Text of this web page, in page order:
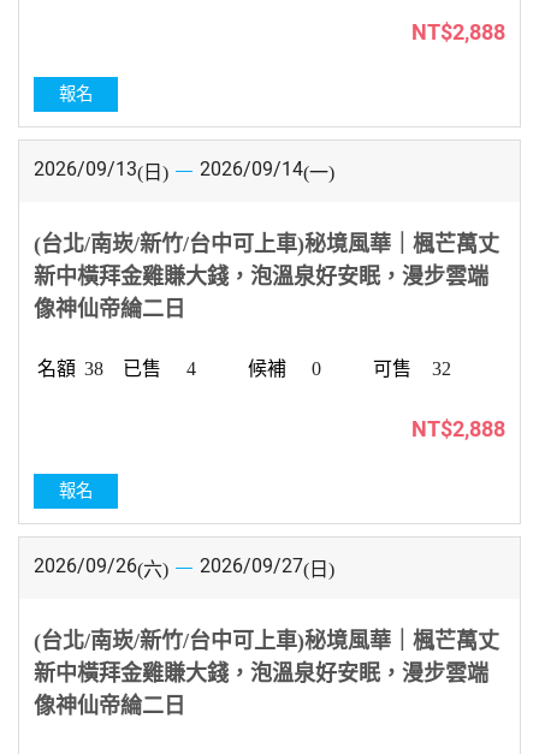
NT$2,888
報名
2026/09/13(日) 2026/09/14(一)
(台北/南崁/新竹/台中可上車)秘境風華｜楓芒萬丈
新中橫拜金雞賺大錢，泡溫泉好安眠，漫步雲端
像神仙帝綸二日
38 4 0 32
NT$2,888
報名
2026/09/26(六) 2026/09/27(日)
(台北/南崁/新竹/台中可上車)秘境風華｜楓芒萬丈
新中橫拜金雞賺大錢，泡溫泉好安眠，漫步雲端
像神仙帝綸二日